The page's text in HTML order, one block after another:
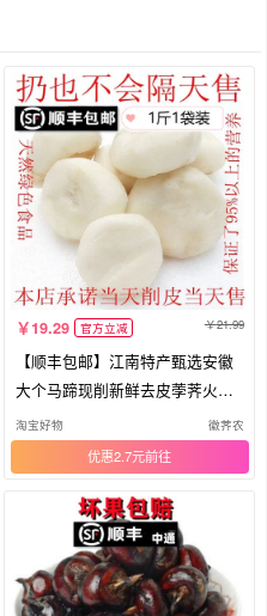
19.29 官方立减 21.99
【顺丰包邮】江南特产甄选安徽
大个马蹄现削新鲜去皮荸荠火锅
料陷
淘宝好物 徽荠农
优惠2.7元